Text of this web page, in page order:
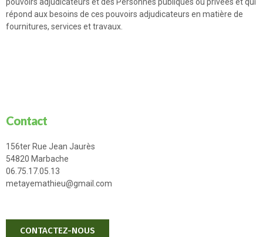
répond aux besoins de ces pouvoirs adjudicateurs en matière de
fournitures, services et travaux.
Contact
156ter Rue Jean Jaurès
54820 Marbache
06.75.17.05.13
metayemathieu@gmail.com
CONTACTEZ-NOUS